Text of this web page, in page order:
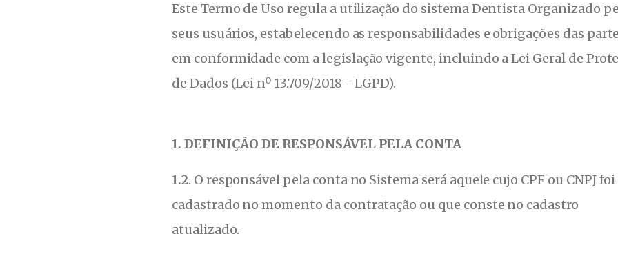
Este Termo de Uso regula a utilização do sistema Dentista Organizado
seus usuários, estabelecendo as responsabilidades e obrigações das
em conformidade com a legislação vigente, incluindo a Lei Geral de
de Dados (Lei nº 13.709/2018 - LGPD).
1. DEFINIÇÃO DE RESPONSÁVEL PELA CONTA
1.2. O responsável pela conta no Sistema será aquele cujo CPF ou CNPJ foi
cadastrado no momento da contratação ou que conste no cadastro
atualizado.